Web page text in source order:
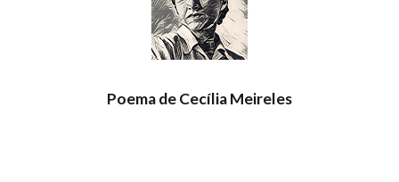
Poema de Cecília Meireles